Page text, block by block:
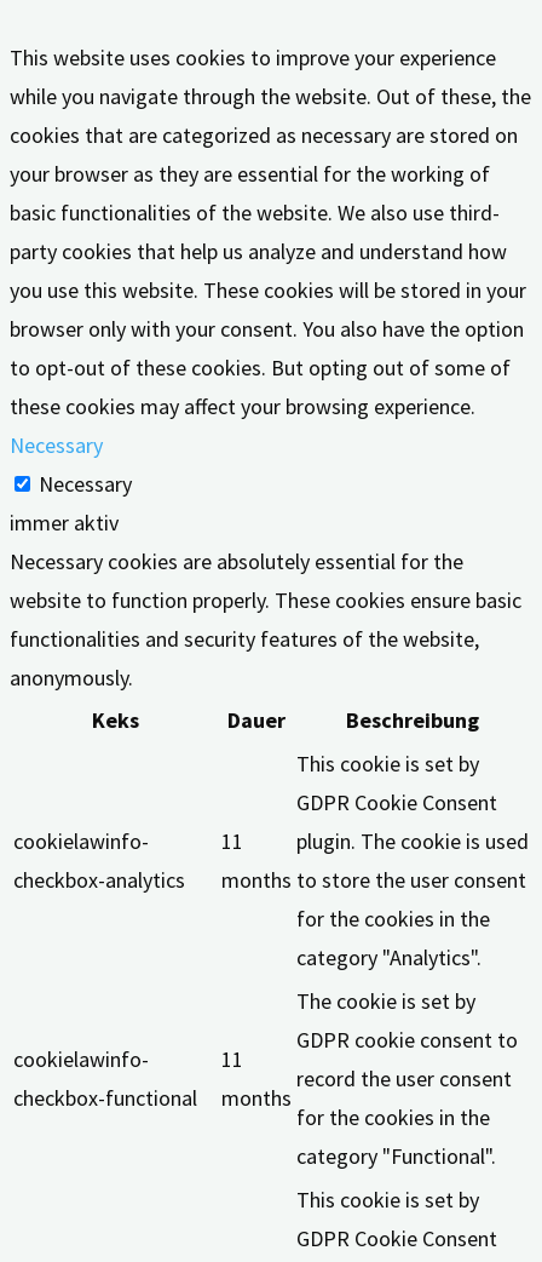
This website uses cookies to improve your experience
while you navigate through the website. Out of these, the
cookies that are categorized as necessary are stored on
your browser as they are essential for the working of
basic functionalities of the website. We also use third-
party cookies that help us analyze and understand how
you use this website. These cookies will be stored in your
browser only with your consent. You also have the option
to opt-out of these cookies. But opting out of some of
these cookies may affect your browsing experience.
Necessary
Necessary
immer aktiv
Necessary cookies are absolutely essential for the
website to function properly. These cookies ensure basic
functionalities and security features of the website,
anonymously.
Keks
Dauer Beschreibung
cookielawinfo-
checkbox-analytics
11
months
This cookie is set by
GDPR Cookie Consent
plugin. The cookie is used
to store the user consent
for the cookies in the
category "Analytics".
cookielawinfo-
checkbox-functional
11
months
The cookie is set by
GDPR cookie consent to
record the user consent
for the cookies in the
category "Functional".
This cookie is set by
GDPR Cookie Consent